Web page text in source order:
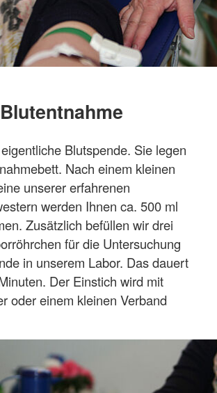
Blutentnahme
Blutspende. Sie legen
Nach einem kleinen
unserer erfahrenen
werden Ihnen ca. 500 ml
Zusätzlich befüllen wir drei
für die Untersuchung
in unserem Labor. Das dauert
Der Einstich wird mit
oder einem kleinen Verband